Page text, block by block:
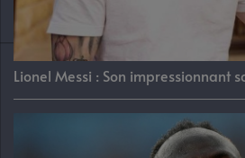
Lionel Messi : Son impressionnant